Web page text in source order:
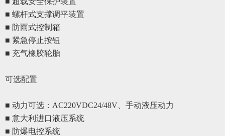
■ 螺杆式支撑调平装置
■ 防雨式控制箱
■ 紧急停止按钮
■ 充气橡胶轮胎
可选配置
■ 动力可选：AC220VDC24/48V、手动液压动力
■ 意大利进口液压系统
■ 防爆电控系统